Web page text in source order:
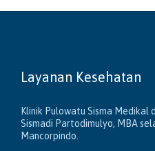
Layanan Kesehatan
Klinik Pulowatu Sisma Medikal
Sismadi Partodimulyo, MBA
Mancorpindo.